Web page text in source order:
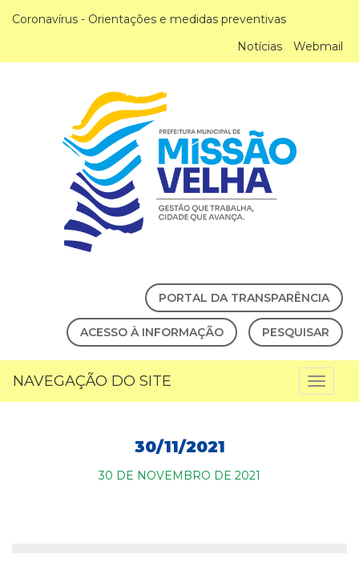
Coronavírus - Orientações e medidas preventivas
Notícias
Webmail
PORTAL DA TRANSPARÊNCIA
ACESSO À INFORMAÇÃO PESQUISAR
NAVEGAÇÃO DO SITE
30/11/2021
30 DE NOVEMBRO DE 2021